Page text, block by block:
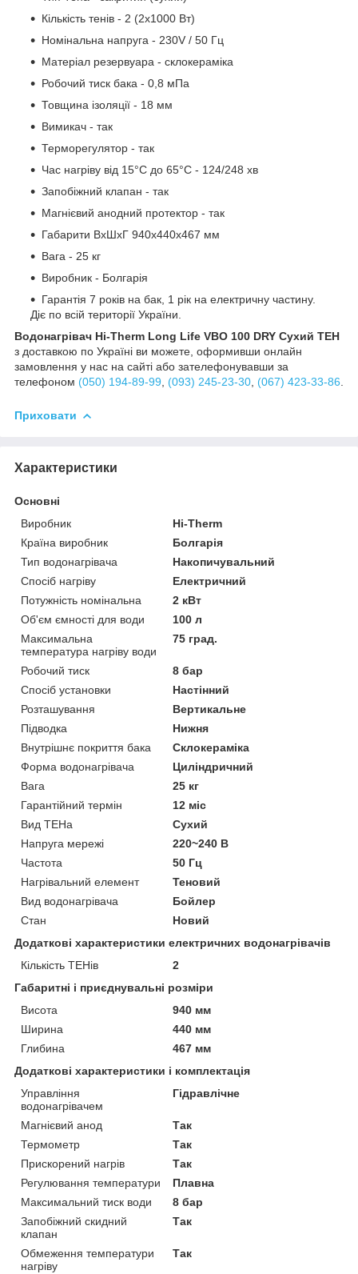
Кількість тенів - 2 (2х1000 Вт)
Номінальна напруга - 230V / 50 Гц
Матеріал резервуара - склокераміка
Робочий тиск бака - 0,8 мПа
Товщина ізоляції - 18 мм
Вимикач - так
Терморегулятор - так
Час нагріву від 15°C до 65°C - 124/248 хв
Запобіжний клапан - так
Магнієвий анодний протектор - так
Габарити ВхШхГ 940х440х467 мм
Вага - 25 кг
Виробник - Болгарія
Гарантія 7 років на бак, 1 рік на електричну частину.
Діє по всій території України.
Водонагрівач Hi-Therm Long Life VBO 100 DRY Сухий ТЕН
з доставкою по Україні ви можете, оформивши онлайн
замовлення у нас на сайті або зателефонувавши за
телефоном (050) 194-89-99 (093) 245-23-30 (067) 423-33-86
Приховати
Характеристики
Основні
Виробник
Hi-Therm
Країна виробник
Болгарія
Тип водонагрівача
Накопичувальний
Спосіб нагріву
Електричний
Потужність номінальна
2 кВт
Об'єм ємності для води
100 л
Максимальна
температура нагріву води
75 град.
Робочий тиск
8 бар
Спосіб установки
Настінний
Розташування
Вертикальне
Підводка
Нижня
Внутрішнє покриття бака
Склокераміка
Форма водонагрівача
Циліндричний
Вага
25 кг
Гарантійний термін
12 міс
Вид ТЕНа
Сухий
Напруга мережі
220~240 В
Частота
50 Гц
Нагрівальний елемент
Теновий
Вид водонагрівача
Бойлер
Стан
Новий
Додаткові характеристики електричних водонагрівачів
Кількість ТЕНів
2
Габаритні і приєднувальні розміри
Висота
940 мм
Ширина
440 мм
Глибина
467 мм
Додаткові характеристики і комплектація
Управління
водонагрівачем
Гідравлічне
Магнієвий анод
Так
Термометр
Так
Прискорений нагрів
Так
Регулювання температури
Плавна
Максимальний тиск води
8 бар
Запобіжний скидний
клапан
Так
Обмеження температури
нагріву
Так